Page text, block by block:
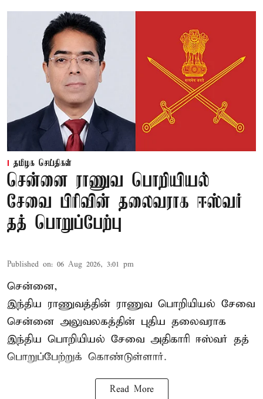
தமிழக செய்திகள்
சென்னை ராணுவ பொறியியல்
சேவை பிரிவின் தலைவராக ஈஸ்வர்
தத் பொறுப்பேற்பு
Published on: 06 Aug 2026, 3:01 pm
சென்னை,
இந்திய ராணுவத்தின் ராணுவ பொறியியல் சேவை
சென்னை அலுவலகத்தின் புதிய தலைவராக
இந்திய பொறியியல் சேவை அதிகாரி ஈஸ்வர் தத்
பொறுப்பேற்றுக் கொண்டுள்ளார்.
Read More